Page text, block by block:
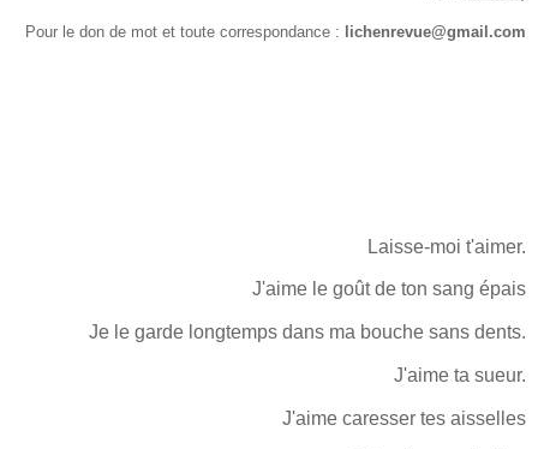
Pour le don de mot et toute correspondance : lichenrevue@gmail.com
Laisse-moi t'aimer.
J'aime le goût de ton sang épais
Je le garde longtemps dans ma bouche sans dents.
J'aime ta sueur.
J'aime caresser tes aisselles